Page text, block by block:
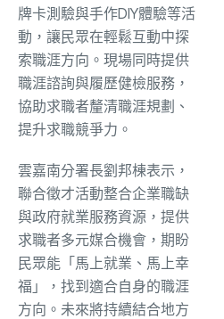
牌卡測驗與手作DIY體驗等活
動，讓民眾在輕鬆互動中探
索職涯方向。現場同時提供
職涯諮詢與履歷健檢服務，
協助求職者釐清職涯規劃、
提升求職競爭力。
雲嘉南分署長劉邦棟表示，
聯合徵才活動整合企業職缺
與政府就業服務資源，提供
求職者多元媒合機會，期盼
民眾能「馬上就業、馬上幸
福」，找到適合自身的職涯
方向。未來將持續結合地方